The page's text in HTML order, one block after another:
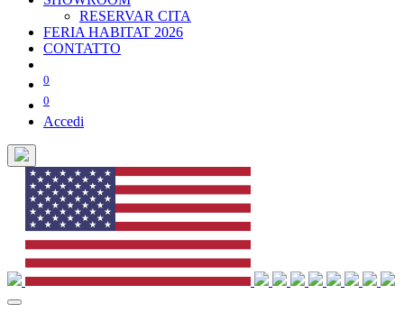
RESERVAR CITA
FERIA HABITAT 2026
CONTATTO
0
0
Accedi